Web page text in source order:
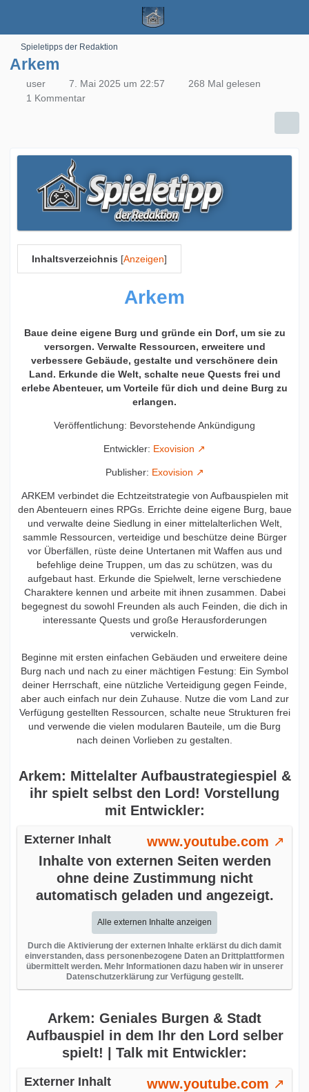
Spieletipps der Redaktion
Arkem
user 7. Mai 2025 um 22:57
268 Mal gelesen
1 Kommentar
Inhaltsverzeichnis [Anzeigen]
Arkem
Baue deine eigene Burg und gründe ein Dorf, um sie zu
versorgen. Verwalte Ressourcen, erweitere und
verbessere Gebäude, gestalte und verschönere dein
Land. Erkunde die Welt, schalte neue Quests frei und
erlebe Abenteuer, um Vorteile für dich und deine Burg zu
erlangen.
Veröffentlichung: Bevorstehende Ankündigung
Entwickler: Exovision
Publisher: Exovision
ARKEM verbindet die Echtzeitstrategie von Aufbauspielen mit
den Abenteuern eines RPGs. Errichte deine eigene Burg, baue
und verwalte deine Siedlung in einer mittelalterlichen Welt,
sammle Ressourcen, verteidige und beschütze deine Bürger
vor Überfällen, rüste deine Untertanen mit Waffen aus und
befehlige deine Truppen, um das zu schützen, was du
aufgebaut hast. Erkunde die Spielwelt, lerne verschiedene
Charaktere kennen und arbeite mit ihnen zusammen. Dabei
begegnest du sowohl Freunden als auch Feinden, die dich in
interessante Quests und große Herausforderungen
verwickeln.
Beginne mit ersten einfachen Gebäuden und erweitere deine
Burg nach und nach zu einer mächtigen Festung: Ein Symbol
deiner Herrschaft, eine nützliche Verteidigung gegen Feinde,
aber auch einfach nur dein Zuhause. Nutze die vom Land zur
Verfügung gestellten Ressourcen, schalte neue Strukturen frei
und verwende die vielen modularen Bauteile, um die Burg
nach deinen Vorlieben zu gestalten.
Arkem: Mittelalter Aufbaustrategiespiel &
ihr spielt selbst den Lord! Vorstellung
mit Entwickler:
Externer Inhalt
www.youtube.com
Inhalte von externen Seiten werden
ohne deine Zustimmung nicht
automatisch geladen und angezeigt.
Alle externen Inhalte anzeigen
Durch die Aktivierung der externen Inhalte erklärst du dich damit
einverstanden, dass personenbezogene Daten an Drittplattformen
übermittelt werden. Mehr Informationen dazu haben wir in unserer
Datenschutzerklärung zur Verfügung gestellt.
Arkem: Geniales Burgen & Stadt
Aufbauspiel in dem Ihr den Lord selber
spielt! | Talk mit Entwickler:
Externer Inhalt
www.youtube.com